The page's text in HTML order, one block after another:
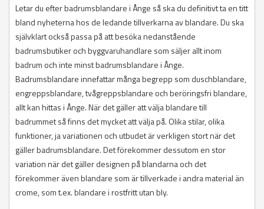
Letar du efter badrumsblandare i Ånge så ska du definitivt ta en titt
bland nyheterna hos de ledande tillverkarna av blandare. Du ska
självklart också passa på att besöka nedanstående
badrumsbutiker och byggvaruhandlare som säljer allt inom
badrum och inte minst badrumsblandare i Ånge.
Badrumsblandare innefattar många begrepp som duschblandare,
engreppsblandare, tvågreppsblandare och beröringsfri blandare,
allt kan hittas i Ånge. När det gäller att välja blandare till
badrummet så finns det mycket att välja på. Olika stilar, olika
funktioner, ja variationen och utbudet är verkligen stort när det
gäller badrumsblandare. Det förekommer dessutom en stor
variation när det gäller designen på blandarna och det
förekommer även blandare som är tillverkade i andra material än
crome, som t.ex. blandare i rostfritt utan bly.